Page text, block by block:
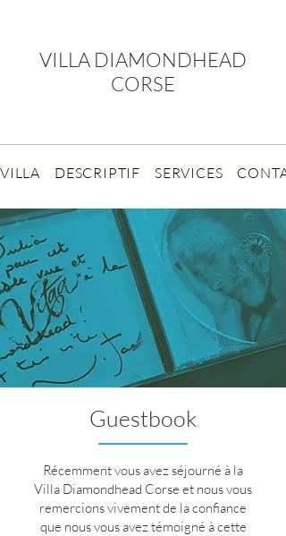
VILLA DIAMONDHEAD
CORSE
VILLA DESCRIPTIF SERVICES
Guestbook
Récemment vous avez séjourné à la
Villa Diamondhead Corse et nous vous
remercions vivement de la confiance
que nous vous avez témoigné à cette